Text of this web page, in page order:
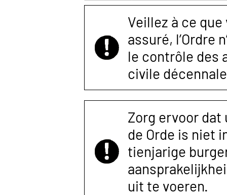
Veillez à ce
assuré, l’Ordre
le contrôle des
civile
Zorg ervoor
de Orde is niet
tienjarige
uit te voeren.